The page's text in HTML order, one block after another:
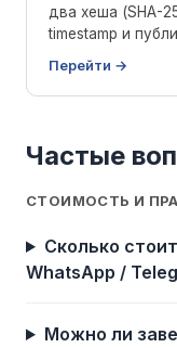
два хеша (SHA-
timestamp и
Перейти
Частые
СТОИМОСТЬ И
Сколько
WhatsApp /
Можно ли